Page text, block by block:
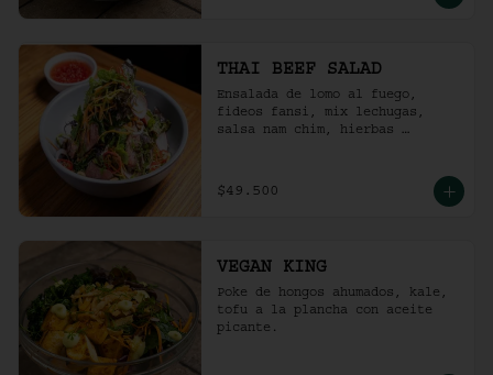
THAI BEEF SALAD
Ensalada de lomo al fuego,
fideos fansi, mix lechugas,
salsa nam chim, hierbas
tostado.
$49.500
VEGAN KING
Poke de hongos ahumados, kale,
tofu a la plancha con aceite
picante.